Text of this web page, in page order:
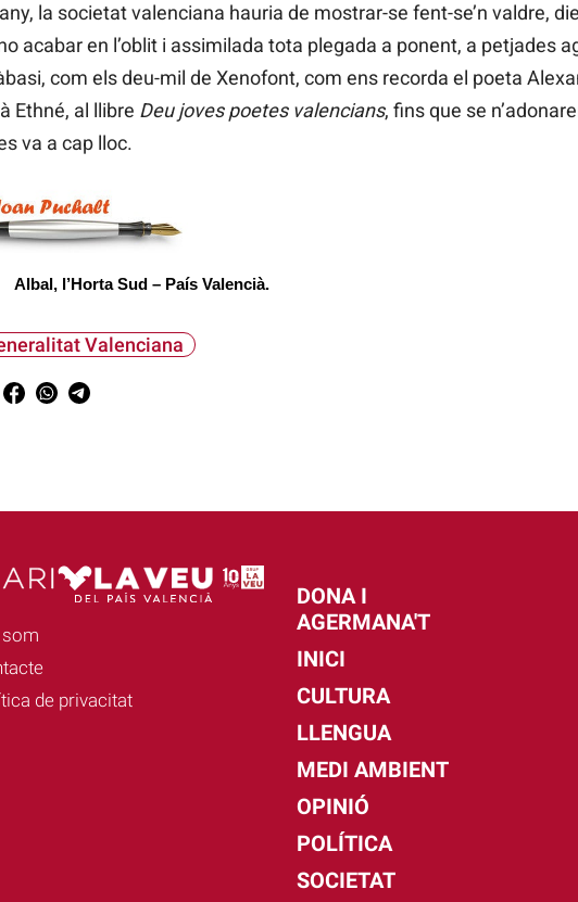
la societat valenciana hauria de mostrar-se fent-se’n valdre,
acabar en l’oblit i assimilada tota plegada a ponent, a petjades
com els deu-mil de Xenofont, com ens recorda el poeta
Ethné, al llibre Deu joves poetes valencians, fins que se
va a cap lloc.
Albal, l’Horta Sud – País Valencià.
Valenciana
som
de privacitat
DONA I
AGERMANA'T
INICI
CULTURA
LLENGUA
MEDI AMBIENT
OPINIÓ
POLÍTICA
SOCIETAT